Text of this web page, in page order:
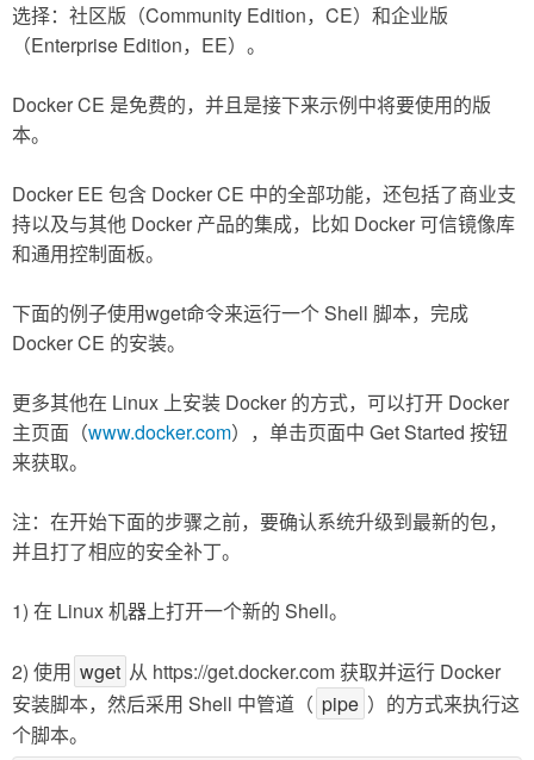
选择：社区版（Community Edition，CE）和企业版
（Enterprise Edition，EE）。
Docker CE 是免费的，并且是接下来示例中将要使用的版
本。
Docker EE 包含 Docker CE 中的全部功能，还包括了商业支
持以及与其他 Docker 产品的集成，比如 Docker 可信镜像库
和通用控制面板。
下面的例子使用wget命令来运行一个 Shell 脚本，完成
Docker CE 的安装。
更多其他在 Linux 上安装 Docker 的方式，可以打开 Docker
主页面（www.docker.com），单击页面中 Get Started 按钮
来获取。
注：在开始下面的步骤之前，要确认系统升级到最新的包，
并且打了相应的安全补丁。
1) 在 Linux 机器上打开一个新的 Shell。
2) 使用 wget 从 https://get.docker.com 获取并运行 Docker
安装脚本，然后采用 Shell 中管道（ pipe ）的方式来执行这
个脚本。